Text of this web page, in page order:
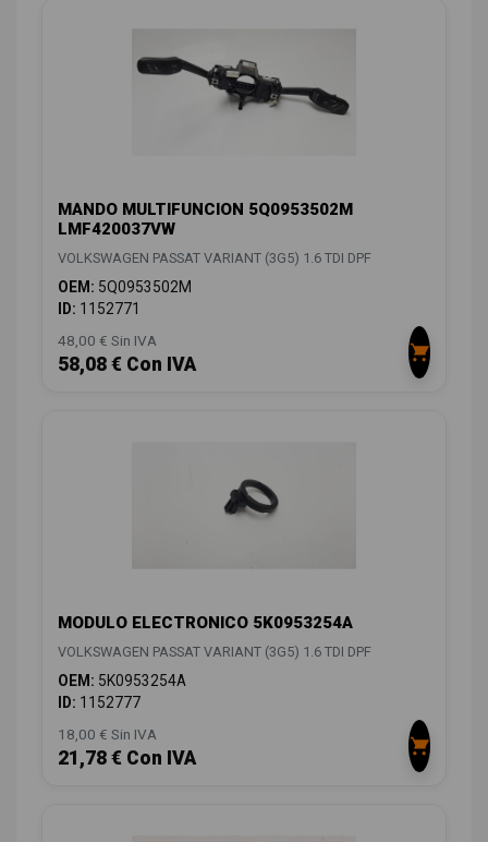
MANDO MULTIFUNCION 5Q0953502M
LMF420037VW
VOLKSWAGEN PASSAT VARIANT (3G5) 1.6 TDI DPF
OEM: 5Q0953502M
ID: 1152771
48,00 € Sin IVA
58,08 € Con IVA
MODULO ELECTRONICO 5K0953254A
VOLKSWAGEN PASSAT VARIANT (3G5) 1.6 TDI DPF
OEM: 5K0953254A
ID: 1152777
18,00 € Sin IVA
21,78 € Con IVA